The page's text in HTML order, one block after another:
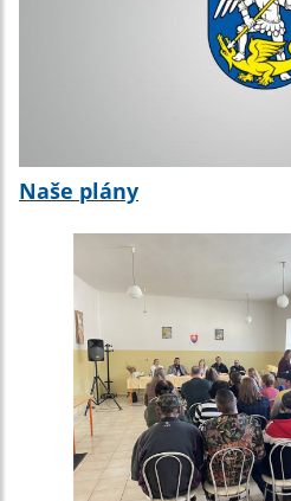
Naše plány